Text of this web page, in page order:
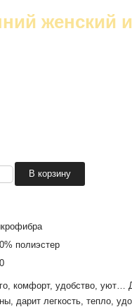
женский
полиэстер
комфорт, удобство, уют…
дарит легкость, тепло,